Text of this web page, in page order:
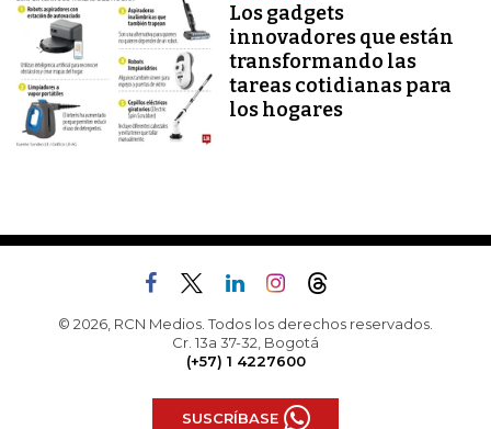
Los gadgets
innovadores que están
transformando las
tareas cotidianas para
los hogares
© 2026, RCN Medios. Todos los derechos reservados.
Cr. 13a 37-32, Bogotá
(+57) 1 4227600
SUSCRÍBASE